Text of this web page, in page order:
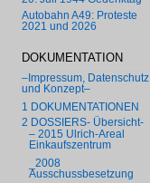
Autobahn A49: Proteste
2021 und 2026
DOKUMENTATION
–Impressum, Datenschutz
und Konzept–
1 DOKUMENTATIONEN
2 DOSSIERS- Übersicht-
– 2015 Ulrich-Areal
Einkaufszentrum
_2008
Ausschussbesetzung